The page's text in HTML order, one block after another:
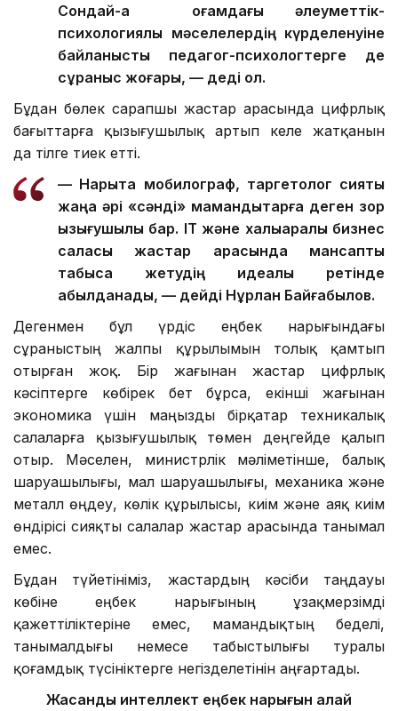
Сондай-ақ қоғамдағы әлеуметтік-
психологиялық мәселелердің күрделенуіне
байланысты педагог-психологтерге де
сұраныс жоғары, — деді ол.
Бұдан бөлек сарапшы жастар арасында цифрлық
бағыттарға қызығушылық артып келе жатқанын
да тілге тиек етті.
— Нарықта мобилограф, таргетолог сияқты
жаңа әрі «сәнді» мамандықтарға деген зор
қызығушылық бар. IT және халықаралық бизнес
саласы жастар арасында мансаптық
табысқа жетудің идеалы ретінде
қабылданады, — дейді Нұрлан Байғабылов.
Дегенмен бұл үрдіс еңбек нарығындағы
сұраныстың жалпы құрылымын толық қамтып
отырған жоқ. Бір жағынан жастар цифрлық
кәсіптерге көбірек бет бұрса, екінші жағынан
экономика үшін маңызды бірқатар техникалық
салаларға қызығушылық төмен деңгейде қалып
отыр. Мәселен, министрлік мәліметінше, балық
шаруашылығы, мал шаруашылығы, механика және
металл өңдеу, көлік құрылысы, киім және аяқ киім
өндірісі сияқты салалар жастар арасында танымал
емес.
Бұдан түйетініміз, жастардың кәсіби таңдауы
көбіне еңбек нарығының ұзақмерзімді
қажеттіліктеріне емес, мамандықтың беделі,
танымалдығы немесе табыстылығы туралы
қоғамдық түсініктерге негізделетінін аңғартады.
Жасанды интеллект еңбек нарығын қалай